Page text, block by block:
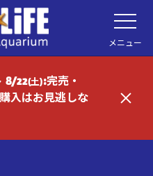
メ
ニ
ュ
ー
を
開
メニュー
8/22(土):完売・
購入はお見逃しな
閉